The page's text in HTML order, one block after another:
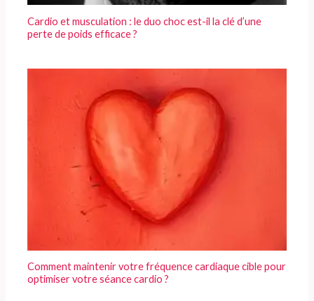
Cardio et musculation : le duo choc est-il la clé d’une
perte de poids efficace ?
Comment maintenir votre fréquence cardiaque cible pour
optimiser votre séance cardio ?